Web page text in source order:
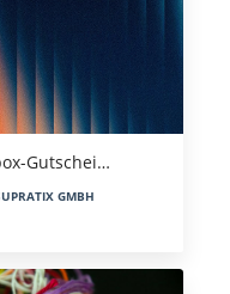
Gutschei…
GMBH